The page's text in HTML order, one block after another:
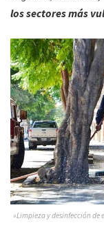
los sectores más
»Limpieza y desinfección